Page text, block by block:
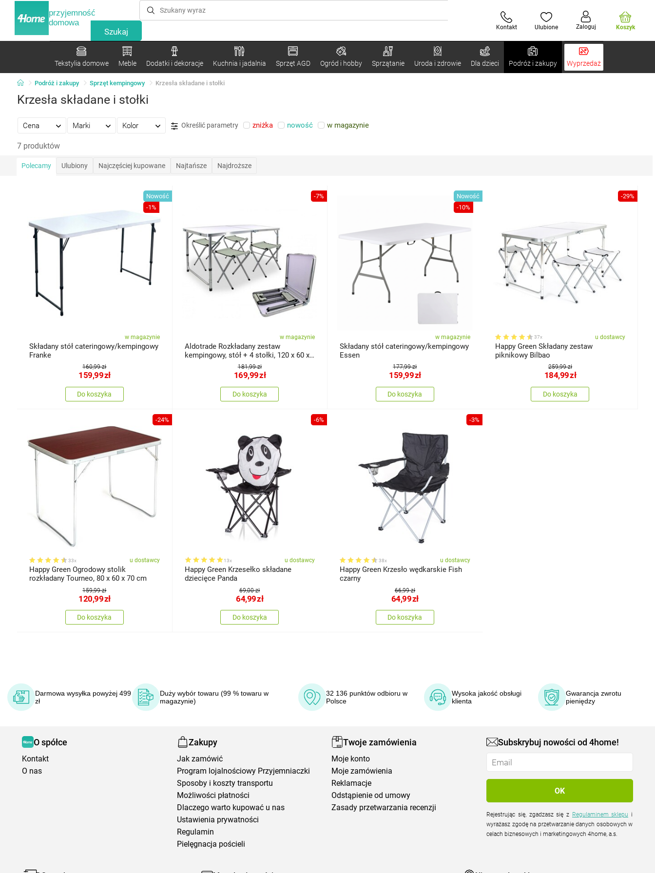
przyjemność
domowa
Kontakt Ulubione Zaloguj Koszyk
Tekstylia domowe Meble Dodatki i dekoracje Kuchnia i jadalnia Sprzęt AGD Ogród i hobby Sprzątanie Uroda i zdrowie Dla dzieci Podróż i zakupy Wyprzedaż
Podróż i zakupy Sprzęt kempingowy Krzesła składane i stołki
Krzesła składane i stołki
Cena Marki Kolor Określić parametry zniżka nowość w magazynie
7 produktów
Polecamy Ulubiony Najczęściej kupowane Najtańsze Najdroższe
Nowość
-1%
w magazynie
Składany stół cateringowy/kempingowy
Franke
160,99 zł
159,99zł
Do koszyka
-7%
w magazynie
Aldotrade Rozkładany zestaw
kempingowy, stół + 4 stołki, 120 x 60 x
181,99 zł
169,99zł
Do koszyka
Nowość
-10%
w magazynie
Składany stół cateringowy/kempingowy
Essen
177,99 zł
159,99zł
Do koszyka
-29%
37x u dostawcy
Happy Green Składany zestaw
piknikowy Bilbao
259,99 zł
184,99zł
Do koszyka
-24%
33x u dostawcy
Happy Green Ogrodowy stolik
rozkładany Tourneo, 80 x 60 x 70 cm
159,99 zł
120,99zł
Do koszyka
-6%
13x u dostawcy
Happy Green Krzesełko składane
dziecięce Panda
69,00 zł
64,99zł
Do koszyka
-3%
38x u dostawcy
Happy Green Krzesło wędkarskie Fish
czarny
66,99 zł
64,99zł
Do koszyka
Darmowa wysyłka powyżej 499
zł
Duży wybór towaru (99 % towaru w
magazynie)
32 136 punktów odbioru w
Polsce
Wysoka jakość obsługi
klienta
Gwarancja zwrotu
pieniędzy
O spółce
Kontakt
O nas
Zakupy
Jak zamówić
Program lojalnościowy Przyjemniaczki
Sposoby i koszty transportu
Możliwości płatności
Dlaczego warto kupować u nas
Ustawienia prywatności
Regulamin
Pielęgnacja pościeli
Twoje zamówienia
Moje konto
Moje zamówienia
Reklamacje
Odstąpienie od umowy
Zasady przetwarzania recenzji
Subskrybuj nowości od 4home!
Rejestrując się, zgadzasz się z Regulaminem sklepu
wyrażasz zgodę na przetwarzanie danych osobowych w
celach biznesowych i marketingowych 4home, a.s.